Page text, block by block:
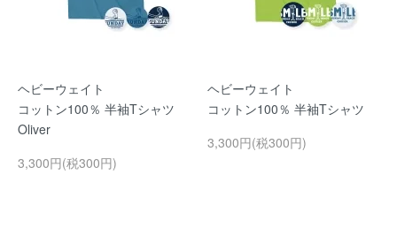
ヘビーウェイト
コットン100％ 半袖Tシャツ
Oliver
3,300円(税300円)
ヘビーウェイト
コットン100％ 半袖Tシャツ
3,300円(税300円)